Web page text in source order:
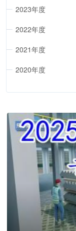
2023年度
2022年度
2021年度
2020年度